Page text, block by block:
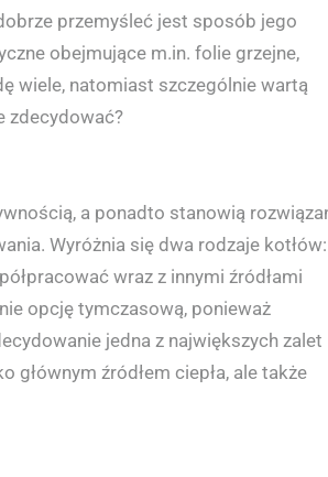
przemyśleć jest sposób jego
obejmujące m.in. folie grzejne,
wiele, natomiast szczególnie wartą
zdecydować?
a ponadto stanowią
Wyróżnia się dwa rodzaje kotłów:
wraz z innymi źródłami
opcję tymczasową, ponieważ
jedna z największych zalet
głównym źródłem ciepła, ale także